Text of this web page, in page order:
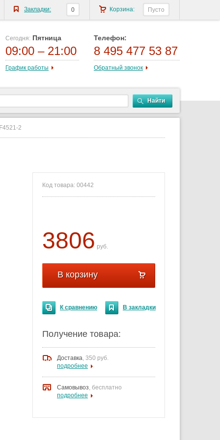
Сегодня: Пятница
09:00 – 21:00
График работы
Телефон:
8 495 477 53 87
Обратный звонок
Найти
F4521-2
Код товара: 00442
3806 руб.
В корзину
К сравнению В закладки
Получение товара:
Доставка, 350 руб.
подробнее
Самовывоз, бесплатно
подробнее
Корзина: Пусто
Закладки: 0